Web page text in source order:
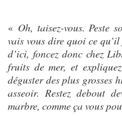
« Oh, taisez-vous. Peste
vais vous dire quoi ce
d’ici, foncez donc chez
fruits de mer, et
déguster des plus grosses
asseoir. Restez debout
marbre, comme ça vous